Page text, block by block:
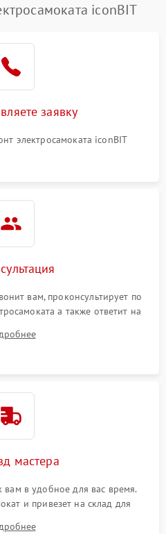
iconBIT
заявку
электросамоката iconBIT
вам, проконсультирует по
а также ответит на
мастера
вам в удобное для вас время.
и привезет на склад для